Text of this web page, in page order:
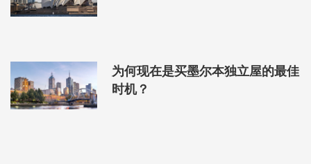
亚州（4 个）、西澳大利亚州（3 个）、塔斯马尼亚州和澳大利亚首都领
为何现在是买墨尔本独立屋的最佳
时机？